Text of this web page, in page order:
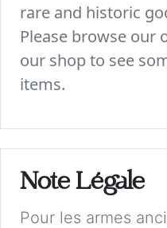
rare and historic
Please browse our
our shop to see
items.
Note Légale
Pour les armes